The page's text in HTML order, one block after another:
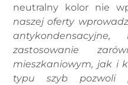
neutralny kolor nie
naszej oferty
zastosowanie
mieszkaniowym, jak i
typu szyb pozwoli